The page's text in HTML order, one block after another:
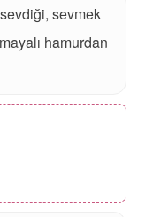
sevmek
hamurdan